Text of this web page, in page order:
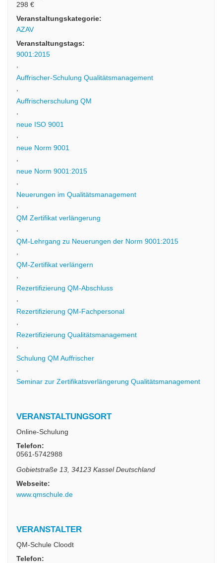
298 €
Veranstaltungskategorie:
AZAV
Veranstaltungstags:
9001:2015
Auffrischer-Schulung Qualitätsmanagement
Auffrischerschulung QM
neue ISO 9001
neue Norm 9001
neue Norm 9001:2015
Neuerungen im Qualitätsmanagement
QM Zertifikat verlängerung
QM-Lehrgang zu Neuerungen der Norm 9001:2015
QM-Zertifikat verlängern
Rezertifizierung QM-Abschluss
Rezertifizierung QM-Fachpersonal
Rezertifizierung Qualitätsmanagement
Schulung QM Auffrischer
Seminar zur Zertifikatsverlängerung Qualitätsmanagement
VERANSTALTUNGSORT
Online-Schulung
Telefon:
0561-5742988
Gobietstraße 13, 34123 Kassel Deutschland
Webseite:
www.qmschule.de
VERANSTALTER
QM-Schule Cloodt
Telefon: